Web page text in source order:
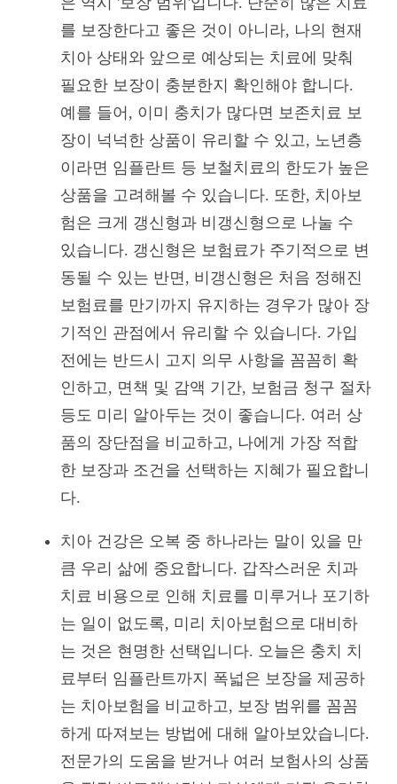
를 보장한다고 좋은 것이 아니라, 나의 현재
치아 상태와 앞으로 예상되는 치료에 맞춰
필요한 보장이 충분한지 확인해야 합니다.
예를 들어, 이미 충치가 많다면 보존치료 보
장이 넉넉한 상품이 유리할 수 있고, 노년층
이라면 임플란트 등 보철치료의 한도가 높은
상품을 고려해볼 수 있습니다. 또한, 치아보
험은 크게 갱신형과 비갱신형으로 나눌 수
있습니다. 갱신형은 보험료가 주기적으로 변
동될 수 있는 반면, 비갱신형은 처음 정해진
보험료를 만기까지 유지하는 경우가 많아 장
기적인 관점에서 유리할 수 있습니다. 가입
전에는 반드시 고지 의무 사항을 꼼꼼히 확
인하고, 면책 및 감액 기간, 보험금 청구 절차
등도 미리 알아두는 것이 좋습니다. 여러 상
품의 장단점을 비교하고, 나에게 가장 적합
한 보장과 조건을 선택하는 지혜가 필요합니
다.
치아 건강은 오복 중 하나라는 말이 있을 만
큼 우리 삶에 중요합니다. 갑작스러운 치과
치료 비용으로 인해 치료를 미루거나 포기하
는 일이 없도록, 미리 치아보험으로 대비하
는 것은 현명한 선택입니다. 오늘은 충치 치
료부터 임플란트까지 폭넓은 보장을 제공하
는 치아보험을 비교하고, 보장 범위를 꼼꼼
하게 따져보는 방법에 대해 알아보았습니다.
전문가의 도움을 받거나 여러 보험사의 상품